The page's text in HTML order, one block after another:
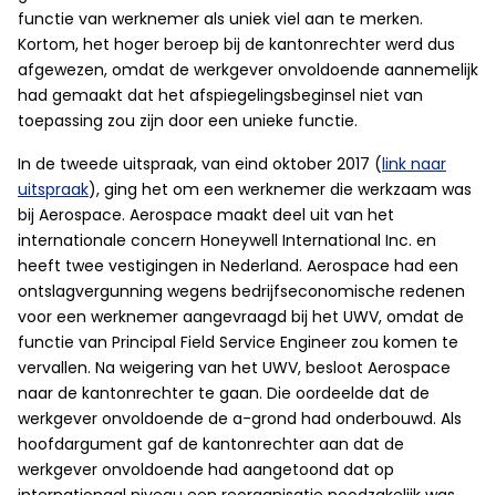
functie van werknemer als uniek viel aan te merken.
Kortom, het hoger beroep bij de kantonrechter werd dus
afgewezen, omdat de werkgever onvoldoende aannemelijk
had gemaakt dat het afspiegelingsbeginsel niet van
toepassing zou zijn door een unieke functie.
In de tweede uitspraak, van eind oktober 2017 (link naar
uitspraak), ging het om een werknemer die werkzaam was
bij Aerospace. Aerospace maakt deel uit van het
internationale concern Honeywell International Inc. en
heeft twee vestigingen in Nederland. Aerospace had een
ontslagvergunning wegens bedrijfseconomische redenen
voor een werknemer aangevraagd bij het UWV, omdat de
functie van Principal Field Service Engineer zou komen te
vervallen. Na weigering van het UWV, besloot Aerospace
naar de kantonrechter te gaan. Die oordeelde dat de
werkgever onvoldoende de a-grond had onderbouwd. Als
hoofdargument gaf de kantonrechter aan dat de
werkgever onvoldoende had aangetoond dat op